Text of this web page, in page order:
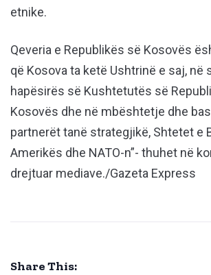
etnike.
Qeveria e Republikës së Kosovës
që Kosova ta ketë Ushtrinë e saj, në
hapësirës së Kushtetutës së
Kosovës dhe në mbështetje dhe
partnerët tanë strategjikë, Shtetet e
Amerikës dhe NATO-n”- thuhet në
drejtuar mediave./Gazeta Express
Share This: